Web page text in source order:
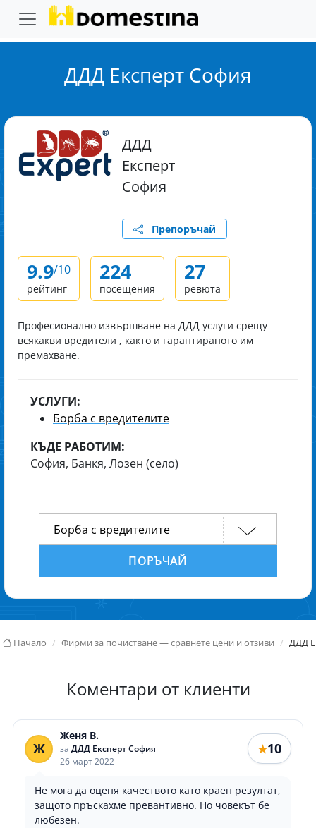
ДДД Експерт София
ДДД
Експерт
София
Препоръчай
9.9/10
рейтинг
224
посещения
27
ревюта
Професионално извършване на ДДД услуги срещу
всякакви вредители , както и гарантираното им
премахване.
УСЛУГИ:
Борба с вредителите
КЪДЕ РАБОТИМ:
София, Банкя, Лозен (село)
ПОРЪЧАЙ
Начало Фирми за почистване — сравнете цени и отзиви ДДД
Коментари от клиенти
Ж
Женя В.
за ДДД Експерт София
26 март 2022
★10
Не мога да оценя качеството като краен резултат,
защото пръскахме превантивно. Но човекът бе
любезен.